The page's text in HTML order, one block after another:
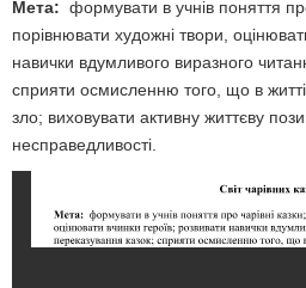
Мета: формувати в учнів поняття
порівнювати художні твори,
навички вдумливого виразного
сприяти осмисленню того, що в житті
зло; виховувати активну життєву
несправедливості.